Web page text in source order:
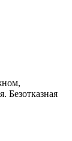
Безотказная